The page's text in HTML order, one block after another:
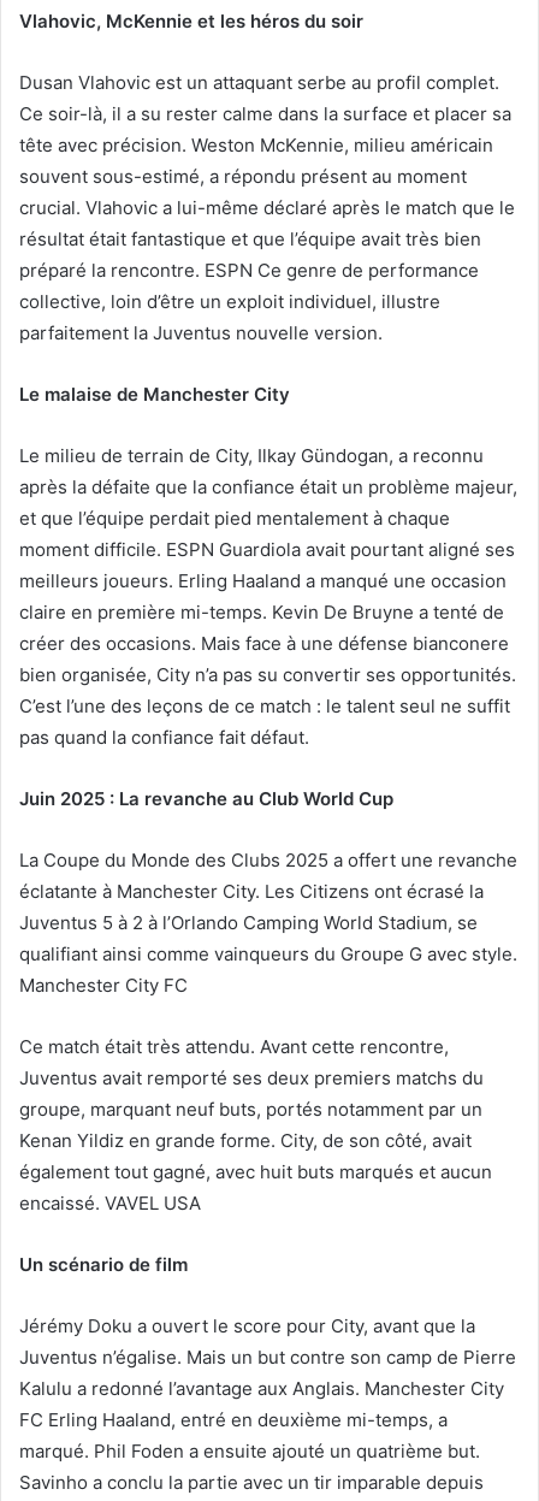
Vlahovic, McKennie et les héros du soir
Dusan Vlahovic est un attaquant serbe au profil complet.
Ce soir-là, il a su rester calme dans la surface et placer sa
tête avec précision. Weston McKennie, milieu américain
souvent sous-estimé, a répondu présent au moment
crucial. Vlahovic a lui-même déclaré après le match que le
résultat était fantastique et que l’équipe avait très bien
préparé la rencontre. ESPN Ce genre de performance
collective, loin d’être un exploit individuel, illustre
parfaitement la Juventus nouvelle version.
Le malaise de Manchester City
Le milieu de terrain de City, Ilkay Gündogan, a reconnu
après la défaite que la confiance était un problème majeur,
et que l’équipe perdait pied mentalement à chaque
moment difficile. ESPN Guardiola avait pourtant aligné ses
meilleurs joueurs. Erling Haaland a manqué une occasion
claire en première mi-temps. Kevin De Bruyne a tenté de
créer des occasions. Mais face à une défense bianconere
bien organisée, City n’a pas su convertir ses opportunités.
C’est l’une des leçons de ce match : le talent seul ne suffit
pas quand la confiance fait défaut.
Juin 2025 : La revanche au Club World Cup
La Coupe du Monde des Clubs 2025 a offert une revanche
éclatante à Manchester City. Les Citizens ont écrasé la
Juventus 5 à 2 à l’Orlando Camping World Stadium, se
qualifiant ainsi comme vainqueurs du Groupe G avec style.
Manchester City FC
Ce match était très attendu. Avant cette rencontre,
Juventus avait remporté ses deux premiers matchs du
groupe, marquant neuf buts, portés notamment par un
Kenan Yildiz en grande forme. City, de son côté, avait
également tout gagné, avec huit buts marqués et aucun
encaissé. VAVEL USA
Un scénario de film
Jérémy Doku a ouvert le score pour City, avant que la
Juventus n’égalise. Mais un but contre son camp de Pierre
Kalulu a redonné l’avantage aux Anglais. Manchester City
FC Erling Haaland, entré en deuxième mi-temps, a
marqué. Phil Foden a ensuite ajouté un quatrième but.
Savinho a conclu la partie avec un tir imparable depuis